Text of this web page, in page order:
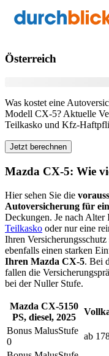
Versicherung
Österreich
Was kostet eine
Modell CX-5? Aktuelle
Teilkasko und Kfz-
Jetzt berechnen
Mazda CX-5: Wie
Hier sehen Sie die
Autoversicherung für
Deckungen. Je nach Alter
Teilkasko oder nur eine
Ihren
ebenfalls einen starken
Ihren Mazda CX-5. Bei
fallen die
bei der Nuller Stufe.
Mazda CX-5150
PS, diesel, 2025
Bonus MalusStufe
0
ab